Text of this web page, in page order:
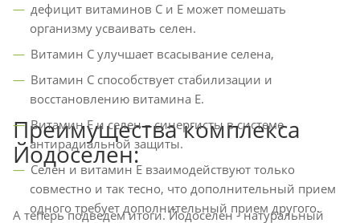
дефицит витаминов С и Е может помешать
организму усваивать селен.
Витамин С улучшает всасывание селена,
Витамин С способствует стабилизации и
восстановлению витамина Е.
Витамин Е и селен – синергисты в системе
антирадиальной защиты.
Селен и витамин Е взаимодействуют только
совместно и так тесно, что дополнительный прием
одного требует дополнительный прием другого.
Преимущества комплекса
Йодоселен:
А теперь подведем итоги. Йодоселен - натуральный